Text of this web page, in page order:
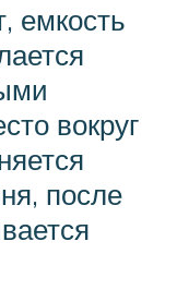
емкость
вокруг
после